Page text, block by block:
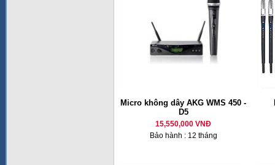
Micro không dây AKG WMS 450 -
D5
15,550,000 VNĐ
Bảo hành : 12 tháng